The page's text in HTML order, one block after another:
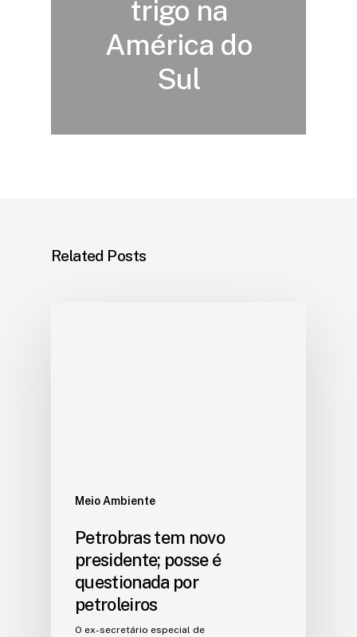
trigo na
América do
Sul
Related Posts
Meio Ambiente
Petrobras tem novo
presidente; posse é
questionada por
petroleiros
O ex-secretário especial de